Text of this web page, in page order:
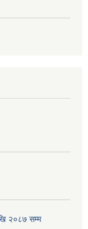
२०८७ सम्म